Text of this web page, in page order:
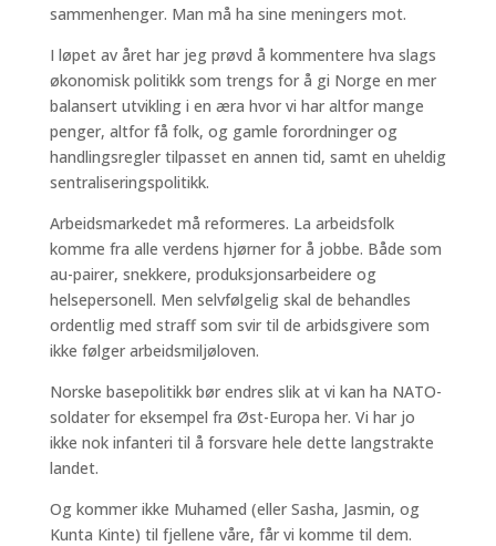
sammenhenger. Man må ha sine meningers mot.
I løpet av året har jeg prøvd å kommentere hva slags
økonomisk politikk som trengs for å gi Norge en mer
balansert utvikling i en æra hvor vi har altfor mange
penger, altfor få folk, og gamle forordninger og
handlingsregler tilpasset en annen tid, samt en uheldig
sentraliseringspolitikk.
Arbeidsmarkedet må reformeres. La arbeidsfolk
komme fra alle verdens hjørner for å jobbe. Både som
au-pairer, snekkere, produksjonsarbeidere og
helsepersonell. Men selvfølgelig skal de behandles
ordentlig med straff som svir til de arbidsgivere som
ikke følger arbeidsmiljøloven.
Norske basepolitikk bør endres slik at vi kan ha NATO-
soldater for eksempel fra Øst-Europa her. Vi har jo
ikke nok infanteri til å forsvare hele dette langstrakte
landet.
Og kommer ikke Muhamed (eller Sasha, Jasmin, og
Kunta Kinte) til fjellene våre, får vi komme til dem.